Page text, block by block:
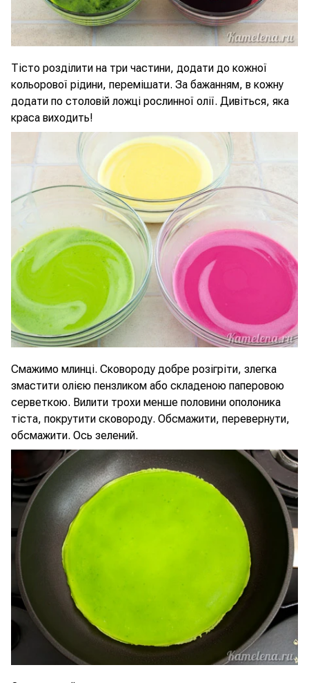
Тісто розділити на три частини, додати до кожної
кольорової рідини, перемішати. За бажанням, в кожну
додати по столовій ложці рослинної олії. Дивіться, яка
краса виходить!
Смажимо млинці. Сковороду добре розігріти, злегка
змастити олією пензликом або складеною паперовою
серветкою. Вилити трохи менше половини ополоника
тіста, покрутити сковороду. Обсмажити, перевернути,
обсмажити. Ось зелений.